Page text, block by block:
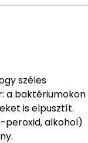
széles
a baktériumokon
is elpusztít.
peroxid, alkohol)